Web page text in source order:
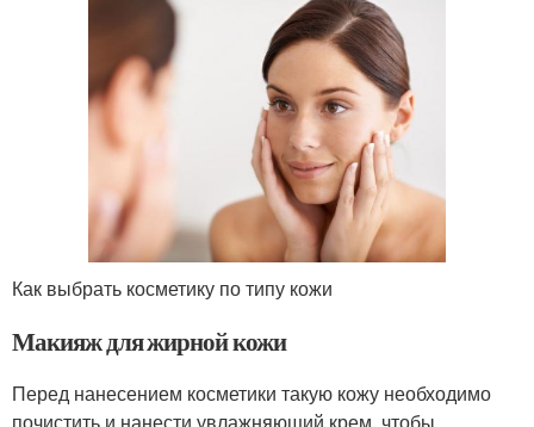
Как выбрать косметику по типу кожи
Макияж для жирной кожи
Перед нанесением косметики такую кожу необходимо